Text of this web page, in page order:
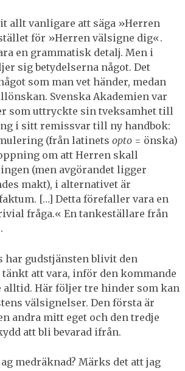
allt vanligare att säga »Herren
för »Herren välsigne dig«.
en grammatisk detalj. Men i
sig betydelserna något. Det
som man vet händer, medan
Svenska Akademien var
som uttryckte sin tveksamhet till
i sitt remissvar till ny handbok:
(från latinetsopto = önska)
om att Herren skall
(men avgörandet ligger
makt), i alternativet är
[…] Detta förefaller vara en
fråga.« En tankeställare från
har gudstjänsten blivit den
att vara, inför den kommande
alltid. Här följer tre hinder som kan
välsignelser. Den första är
andra mitt eget och den tredje
att bli bevarad ifrån.
medräknad? Märks det att jag